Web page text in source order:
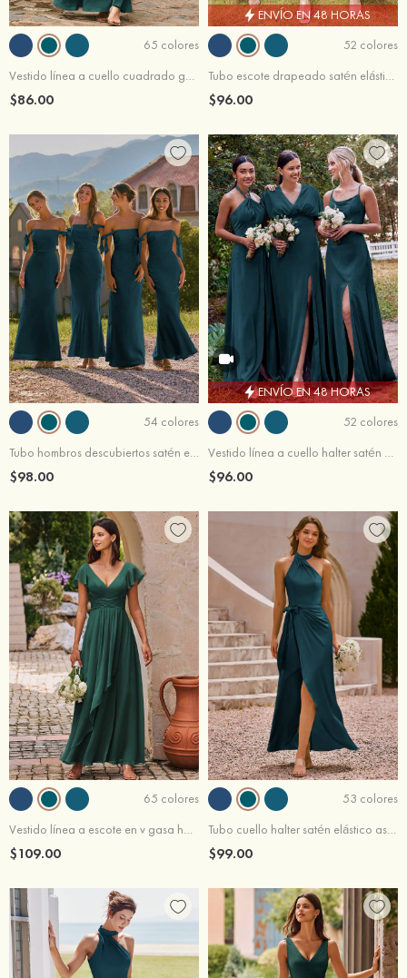
65 colores
Vestido línea a cuello cuadrado gasa hasta el suelo vestido de dama de honor
$86.00
ENVÍO EN 48 HORAS
52 colores
Tubo escote drapeado satén elástico hasta la tibia vestido de dama de honor
$96.00
54 colores
Tubo hombros descubiertos satén elástico hasta el suelo vestido de dama de honor
$98.00
ENVÍO EN 48 HORAS
52 colores
Vestido línea a cuello halter satén elástico hasta el suelo vestido de dama de honor
$96.00
65 colores
Vestido línea a escote en v gasa hasta el suelo vestido de dama de honor
$109.00
53 colores
Tubo cuello halter satén elástico asimétrico vestido de dama de honor
$99.00